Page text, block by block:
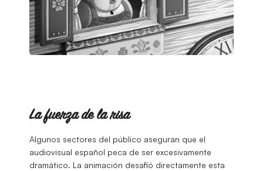
La fuerza de la risa
Algunos sectores del público aseguran que el
audiovisual español peca de ser excesivamente
dramático. La animación desafió directamente esta